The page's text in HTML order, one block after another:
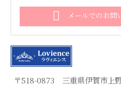
〒518-0873 三重県伊賀市上
メールでのお問